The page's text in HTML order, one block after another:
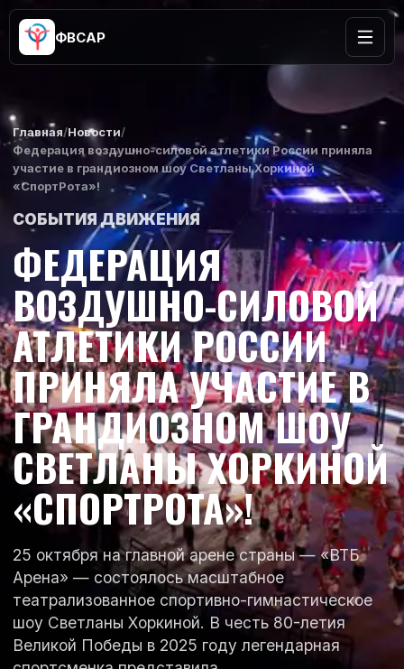
ФВСАР
Главная/Новости/
Федерация воздушно-силовой атлетики России приняла
участие в грандиозном шоу Светланы Хоркиной
«СпортРота»!
СОБЫТИЯ ДВИЖЕНИЯ
ФЕДЕРАЦИЯ
ВОЗДУШНО-СИЛОВОЙ
АТЛЕТИКИ РОССИИ
ПРИНЯЛА УЧАСТИЕ В
ГРАНДИОЗНОМ ШОУ
СВЕТЛАНЫ ХОРКИНОЙ
«СПОРТРОТА»!
25 октября на главной арене страны — «ВТБ
Арена» — состоялось масштабное
театрализованное спортивно-гимнастическое
шоу Светланы Хоркиной. В честь 80-летия
Великой Победы в 2025 году легендарная